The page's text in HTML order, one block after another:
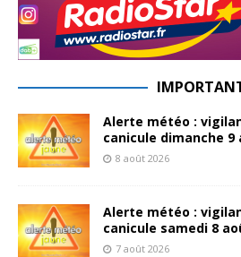
Alerte météo :
canicule dimanche 9
8 août 2026
Alerte météo :
canicule samedi 8
7 août 2026